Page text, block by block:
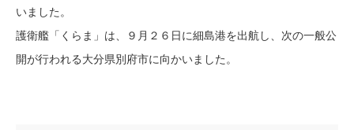
いました。
護衛艦「くらま」は、９月２６日に細島港を出航し、次の一般公
開が行われる大分県別府市に向かいました。